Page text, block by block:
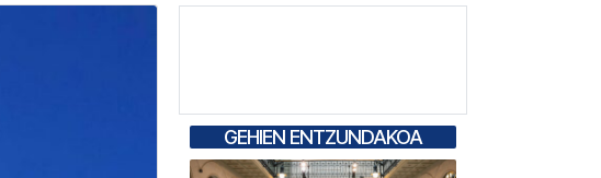
GEHIEN ENTZUNDAKOA